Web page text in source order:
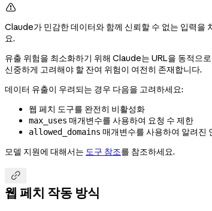

Claude가 민감한 데이터와 함께 신뢰할 수 없는 입력을
요.
유출 위험을 최소화하기 위해 Claude는 URL을 동적으
신중하게 고려해야 할 잔여 위험이 여전히 존재합니다.
데이터 유출이 우려되는 경우 다음을 고려하세요:
웹 페치 도구를 완전히 비활성화
max_uses 매개변수를 사용하여 요청 수 제한
allowed_domains 매개변수를 사용하여 알려진
모델 지원에 대해서는 도구 참조를 참조하세요.

웹 페치 작동 방식